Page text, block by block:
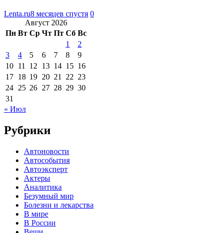
Lenta.ru8 месяцев спустя 0
Август 2026
Пн Вт Ср Чт Пт Сб Вс
1
2
3
4 5 6 7 8
9
10 11 12 13 14 15 16
17 18 19 20 21 22 23
24 25 26 27 28 29 30
31
« Июл
Рубрики
Автоновости
Автособытия
Автоэксперт
Актеры
Аналитика
Безумный мир
Болезни и лекарства
В мире
В России